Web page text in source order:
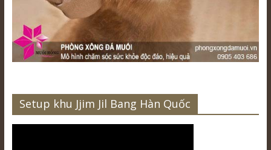
Setup khu Jjim Jil Bang Hàn Quốc